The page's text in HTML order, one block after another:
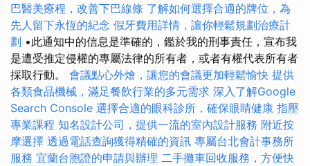
巴醫美療程，改善下巴線條 了解如何選擇合適的牌位，為
先人留下永恆的紀念 假牙費用詳情，讓你輕鬆規劃治療計
劃 •此通知中的信息是準確的，鑑於我的刑事責任，宣布我
是遭受推定侵權的專屬法律的所有者，或者有權代表所有者
採取行動。 會議點心外燴，讓您的會議更加輕鬆愉快 提供
各類食品機械，滿足餐飲行業的多元需求 深入了解Google
Search Console 選擇合適的眼科診所，確保眼睛健康 指壓
專業課程 知名設計公司，提供一流的室內設計服務 附近按
摩選擇 透過電話查詢獲得精確的資訊 專屬台北會計事務所
服務 宜蘭台胞證的申請與辦理 二手攤車回收服務，方便快